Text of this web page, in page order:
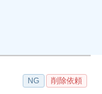
NG 削除依頼